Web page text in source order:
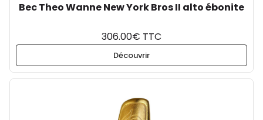
Bec Theo Wanne New York Bros II alto ébonite
306.00€ TTC
Découvrir